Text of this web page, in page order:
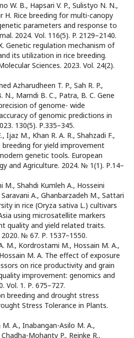
W. B., Hapsari V. P., Sulistyo N. N.,
H. Rice breeding for multi-canopy
parameters and response to
2024. Vol. 116(5). P. 2129–2140.
Genetic regulation mechanism of
its utilization in rice breeding.
Sciences. 2023. Vol. 24(2).
Azharudheen T. P., Sah R. P.,
N., Marndi B. C., Patra, B. C. Gene
of genome- wide
of genomic predictions in
130(5). Р.335–345.
Ijaz M., Khan R. A. R., Shahzadi F.,
breeding for yield improvement
genetic tools. European
and Agriculture. 2024. № 1(1). Р.14–
M., Shahdi Kumleh A., Hosseini
A., Ghanbarzadeh M., Sattari
in rice (Oryza sativa L.) cultivars
using microsatellite markers
quality and yield related traits.
№ 67. Р. 1537–1550.
M., Kordrostami M., Hossain M. A.,
M. A. The effect of exposure
on rice productivity and grain
improvement: genomics and
Vol. 1. Р. 675–727.
breeding and drought stress
Stress Tolerance in Plants.
A., Inabangan-Asilo M. A.,
Mohanty P., Reinke R.,